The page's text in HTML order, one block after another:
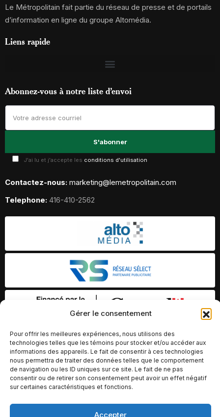
Gérer le consentement
Pour offrir les meilleures expériences, nous utilisons des
technologies telles que les témoins pour stocker et/ou accéder aux
informations des appareils. Le fait de consentir à ces technologies
nous permettra de traiter des données telles que le comportement
de navigation ou les ID uniques sur ce site. Le fait de ne pas
consentir ou de retirer son consentement peut avoir un effet négatif
sur certaines caractéristiques et fonctions.
Accepter
Le Métropolitain fait partie du réseau de presse et de portails
d’information en ligne du groupe Altomédia.
Liens rapide
Abonnez-vous à notre liste d’envoi
J'ai lu et j'accepte les conditions d'utilisation
Contactez-nous: marketing@lemetropolitain.com
Telephone: 416-410-2562
© Copyright 2026 – Altomédia Inc |